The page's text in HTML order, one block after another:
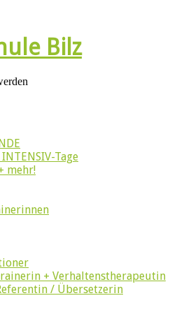
Bilz
Tage
mehr!
+ Verhaltenstherapeutin
/ Übersetzerin